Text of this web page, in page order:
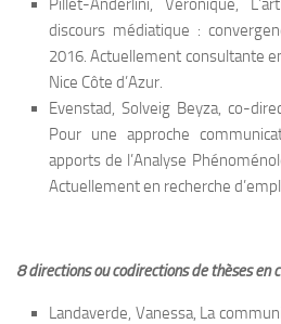
Pillet-Anderlini, Véronique,
discours médiatique :
2016. Actuellement consultante
Nice Côte d’Azur.
Evenstad, Solveig Beyza, co-
Pour une approche
apports de l’Analyse
Actuellement en recherche
8 directions ou codirections de thèses en
Landaverde, Vanessa, La